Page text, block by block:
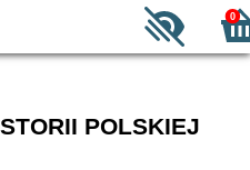
0
POLSKIEJ